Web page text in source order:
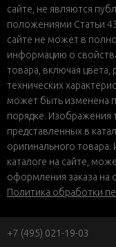
сайте, не являются
положениями Статьи
сайте не может в
информацию о
товара, включая
технических
может быть изменена
порядке. Изображения
представленных в
оригинального
каталоге на сайте,
оформления заказа на
Политика обработки
+7 (495) 021-19-03